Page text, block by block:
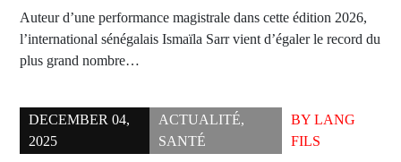
Auteur d’une performance magistrale dans cette édition 2026,
l’international sénégalais Ismaïla Sarr vient d’égaler le record du
plus grand nombre…
DECEMBER 04,
2025
ACTUALITÉ,
SANTÉ
BY LANG
FILS